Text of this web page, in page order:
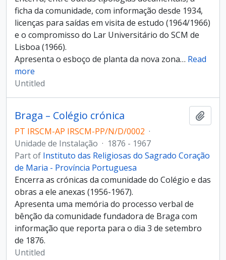
ficha da comunidade, com informação desde 1934,
licenças para saídas em visita de estudo (1964/1966)
e o compromisso do Lar Universitário do SCM de
Lisboa (1966).
Apresenta o esboço de planta da nova zona… Read
more
Untitled
Braga – Colégio crónica
PT IRSCM-AP IRSCM-PP/N/D/0002 ·
Unidade de Instalação · 1876 - 1967
Part of Instituto das Religiosas do Sagrado Coração
de Maria - Província Portuguesa
Encerra as crónicas da comunidade do Colégio e das
obras a ele anexas (1956-1967).
Apresenta uma memória do processo verbal de
bênção da comunidade fundadora de Braga com
informação que reporta para o dia 3 de setembro
de 1876.
Untitled